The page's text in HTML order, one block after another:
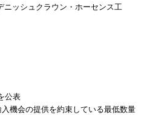
ニッシュクラウン・ホーセンス工
公表
機会の提供を約束している最低数量